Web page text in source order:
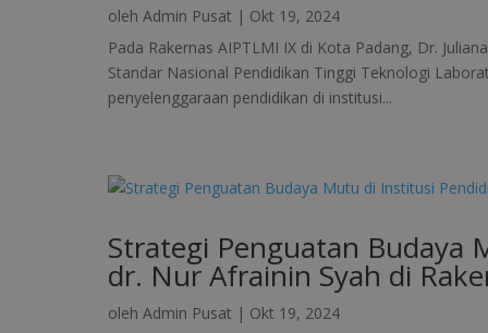
oleh Admin Pusat | Okt 19, 2024
Pada Rakernas AIPTLMI IX di Kota Padang, Dr.
Standar Nasional Pendidikan Tinggi Teknologi
penyelenggaraan pendidikan di institusi...
Strategi Penguatan Budaya
dr. Nur Afrainin Syah di
oleh Admin Pusat | Okt 19, 2024